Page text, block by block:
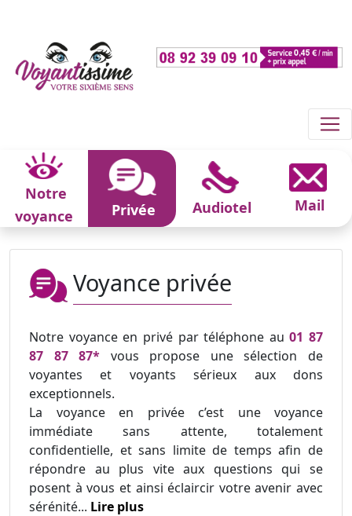
Notre
voyance
Privée Audiotel Mail
Voyance privée
Notre voyance en privé par téléphone au01 87
87 87 87* vous propose une sélection de
voyantes et voyants sérieux aux dons
exceptionnels.
La voyance en privée c’est une voyance
immédiate sans attente, totalement
confidentielle, et sans limite de temps afin de
répondre au plus vite aux questions qui se
posent à vous et ainsi éclaircir votre avenir avec
sérénité... Lire plus